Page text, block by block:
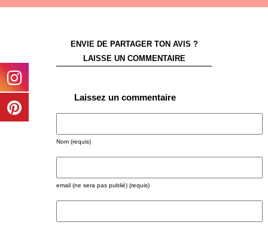
ENVIE DE PARTAGER TON AVIS ?
LAISSE UN COMMENTAIRE
Laissez un commentaire
Nom (requis)
email (ne sera pas publié) (requis)